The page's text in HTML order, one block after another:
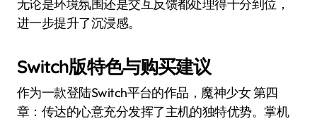
无论是环境氛围还是交互反馈都处理得十分到位，
进一步提升了沉浸感。
Switch版特色与购买建议
作为一款登陆Switch平台的作品，魔神少女 第四
章：传达的心意充分发挥了主机的独特优势。掌机